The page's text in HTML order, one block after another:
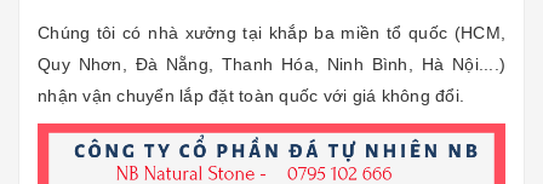
Chúng tôi có nhà xưởng tại khắp ba miền tổ quốc (HCM,
Quy Nhơn, Đà Nẵng, Thanh Hóa, Ninh Bình, Hà Nội....)
nhận vận chuyển lắp đặt toàn quốc với giá không đổi.